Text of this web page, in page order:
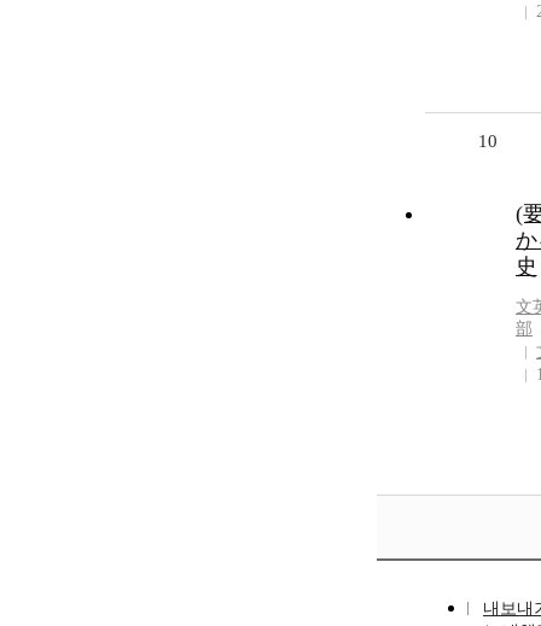
10
(
か
史
文
部
내보내